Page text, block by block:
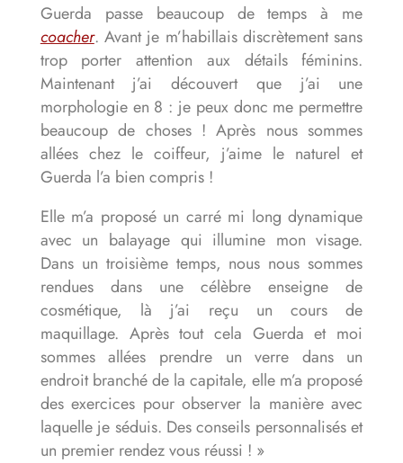
Guerda passe beaucoup de temps à me
coacher. Avant je m’habillais discrètement sans
trop porter attention aux détails féminins.
Maintenant j’ai découvert que j’ai une
morphologie en 8 : je peux donc me permettre
beaucoup de choses ! Après nous sommes
allées chez le coiffeur, j’aime le naturel et
Guerda l’a bien compris !
Elle m’a proposé un carré mi long dynamique
avec un balayage qui illumine mon visage.
Dans un troisième temps, nous nous sommes
rendues dans une célèbre enseigne de
cosmétique, là j’ai reçu un cours de
maquillage. Après tout cela Guerda et moi
sommes allées prendre un verre dans un
endroit branché de la capitale, elle m’a proposé
des exercices pour observer la manière avec
laquelle je séduis. Des conseils personnalisés et
un premier rendez vous réussi ! »